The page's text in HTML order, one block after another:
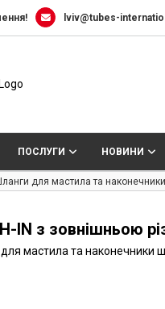
lviv@tubes-
ПОСЛУГИ НОВИНИ
для мастила та
IN з зовнішньою
мастила та наконечники